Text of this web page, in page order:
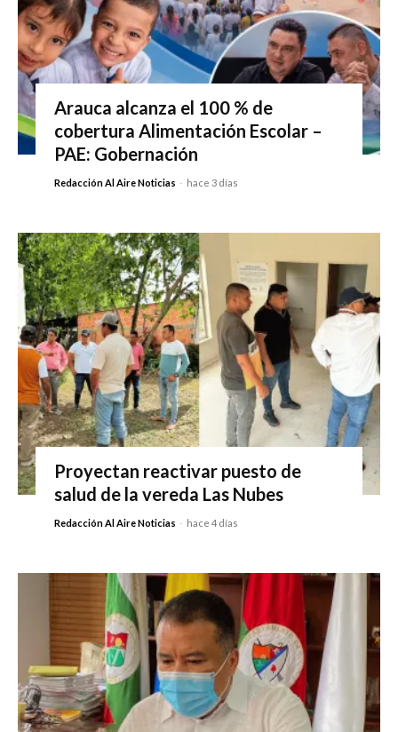
Arauca alcanza el 100 % de
cobertura Alimentación Escolar –
PAE: Gobernación
Redacción Al Aire Noticias - hace 3 días
Proyectan reactivar puesto de
salud de la vereda Las Nubes
Redacción Al Aire Noticias - hace 4 días